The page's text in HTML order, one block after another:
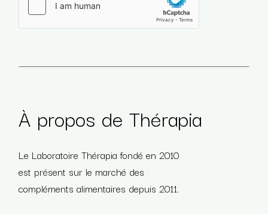
À propos de Thérapia
Le Laboratoire Thérapia fondé en 2010
est présent sur le marché des
compléments alimentaires depuis 2011.